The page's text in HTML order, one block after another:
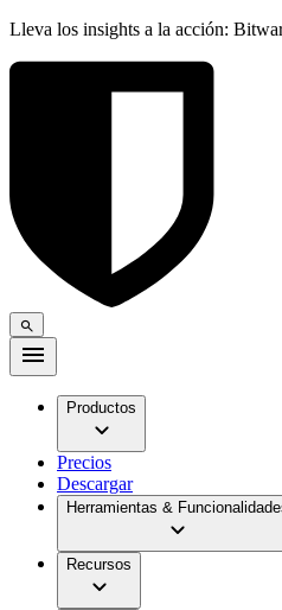
Lleva los insights a la acción:
Productos
Precios
Descargar
Herramientas &
Recursos